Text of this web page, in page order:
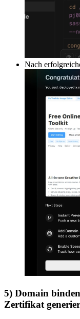
Nach
5) Domain
Zertifikat